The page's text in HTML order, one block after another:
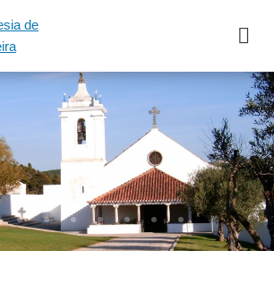
de
Igrejapraia del rei 3
Largo DJI 0005
PRAIADELREI
amoreiraJardim2Praça Dr.